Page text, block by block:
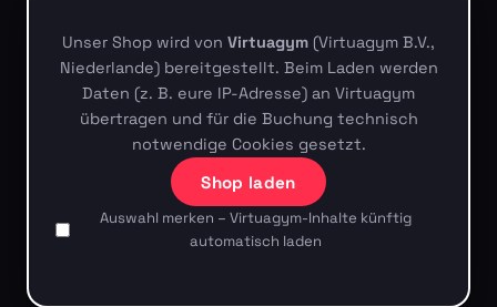
Unser Shop wird von Virtuagym (Virtuagym B.V.,
Niederlande) bereitgestellt. Beim Laden werden
Daten (z. B. eure IP-Adresse) an Virtuagym
übertragen und für die Buchung technisch
notwendige Cookies gesetzt.
Shop laden
Auswahl merken – Virtuagym-Inhalte künftig
automatisch laden